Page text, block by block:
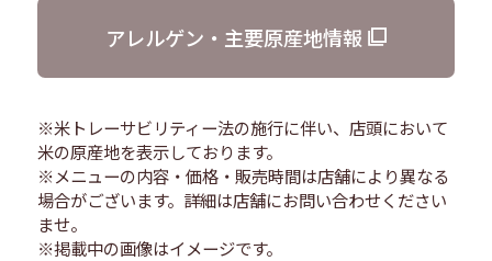
アレルゲン・主要原産地情報
※米トレーサビリティー法の施行に伴い、店頭において
米の原産地を表示しております。
※メニューの内容・価格・販売時間は店舗により異なる
場合がございます。詳細は店舗にお問い合わせください
ませ。
※掲載中の画像はイメージです。